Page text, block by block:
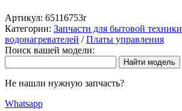
Артикул: 65116753r
Категории: Запчасти для бытовой техники
водонагревателей /Платы управления
Поиск вашей модели:
Не нашли нужную запчасть?
Whatsapp